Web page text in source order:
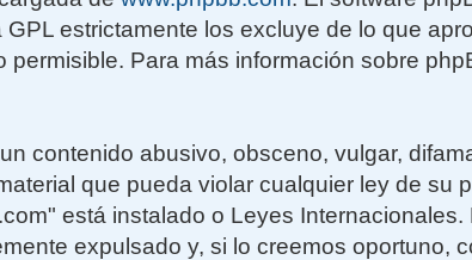
GPL estrictamente los excluye de lo que
permisible. Para más información sobre
contenido abusivo, obsceno, vulgar,
que pueda violar cualquier ley de su
está instalado o Leyes
expulsado y, si lo creemos oportuno,